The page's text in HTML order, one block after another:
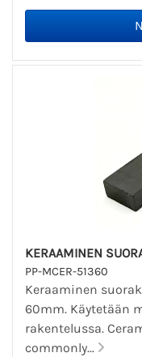
KERAAMINEN
PP-MCER-51360
Keraaminen
60mm. Käytetään
rakentelussa.
commonly...